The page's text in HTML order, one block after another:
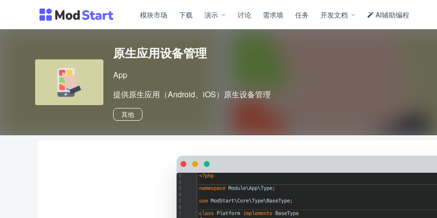
模块市场 下载 演示 讨论 需求墙 任务 开发文档 AI辅助编程
原生应用设备管理
App
提供原生应用（Android、iOS）原生设备管理
其他